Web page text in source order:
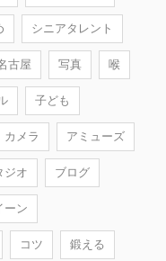
シニアタレント
古屋 写真 喉
子ども
カメラ アミューズ
ジオ ブログ
ーン
コツ 鍛える